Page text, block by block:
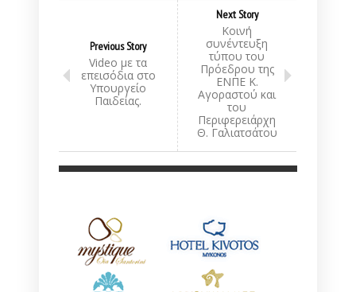
Previous Story
Video με τα
επεισόδια στο
Υπουργείο
Παιδείας.
Next Story
Κοινή
συνέντευξη
τύπου του
Πρόεδρου της
ΕΝΠΕ Κ.
Αγοραστού και
του
Περιφερειάρχη
Θ. Γαλιατσάτου